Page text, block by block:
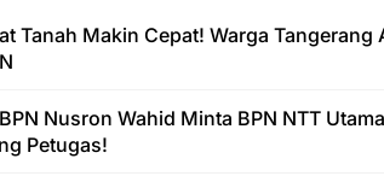
Tanah Makin Cepat! Warga
Nusron Wahid Minta BPN NTT
Petugas!